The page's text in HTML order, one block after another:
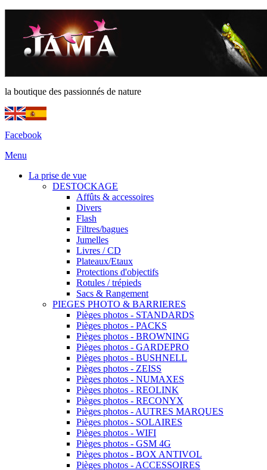
la boutique des passionnés de nature
Facebook
Menu
La prise de vue
DESTOCKAGE
Affûts & accessoires
Divers
Flash
Filtres/bagues
Jumelles
Livres / CD
Plateaux/Etaux
Protections d'objectifs
Rotules / trépieds
Sacs & Rangement
PIEGES PHOTO & BARRIERES
Pièges photos - STANDARDS
Pièges photos - PACKS
Pièges photos - BROWNING
Pièges photos - GARDEPRO
Pièges photos - BUSHNELL
Pièges photos - ZEISS
Pièges photos - NUMAXES
Pièges photos - REOLINK
Pièges photos - RECONYX
Pièges photos - AUTRES MARQUES
Pièges photos - SOLAIRES
Pièges photos - WIFI
Pièges photos - GSM 4G
Pièges photos - BOX ANTIVOL
Pièges photos - ACCESSOIRES